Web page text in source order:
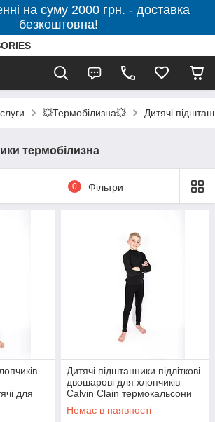
на суму 2000 грн. - доставка
безкоштовна!
💥Термобілизна💥 Дитячі
термобілизна
0 Фільтри
для
чорного
Дитячі підштанники підліткові
двошарові для хлопчиків
Calvin Clain термокальсони
для підлітків 14-15 років
Немає в наявності